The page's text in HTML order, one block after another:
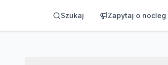
Szukaj Zapytaj o nocleg